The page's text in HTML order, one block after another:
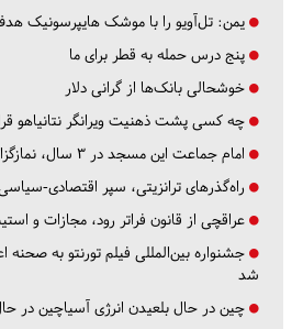
یمن: تل‌آویو را با موشک هایپرسونیک
پنج درس‌ حمله به قطر برای ما
خوشحالی بانک‌ها از گرانی دلار
چه کسی پشت ذهنیت ویرانگر نتانیاهو
امام جماعت این مسجد در ۳ سال، نمازگزاران را ۴ برابر کرد
راه‌گذرهای ترانزیتی، سپر اقتصادی-سیاسی
عراقچی از قانون فراتر رود، مجازات و
جشنواره بین‌المللی فیلم تورنتو به صحنه
شد
چین در حال بلعیدن انرژی آسیاچین در